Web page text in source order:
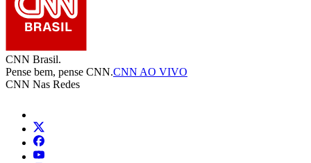
CNN Brasil.
Pense bem, pense CNN.CNN AO VIVO
CNN Nas Redes